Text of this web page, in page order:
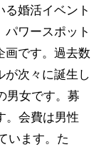
婚活イベント
パワースポット
画です。過去数
が次々に誕生し
男女です。募
。会費は男性
います。た